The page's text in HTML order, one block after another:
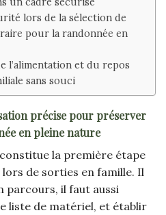
lors de la sélection de
pour la randonnée en
l’alimentation et du repos
sans souci
précise pour préserver
en pleine nature
la première étape
de sorties en famille. Il
parcours, il faut aussi
liste de matériel, et établir